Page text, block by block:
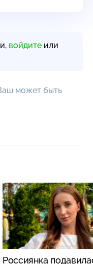
войдите или
может быть
Россиянка